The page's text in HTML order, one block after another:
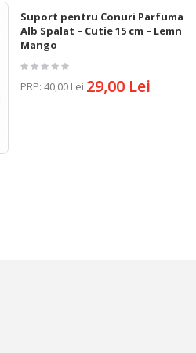
Suport pentru Conuri Parfumate
Alb Spalat – Cutie 15 cm – Lemn
Mango
PRP: 40,00 Lei 29,00 Lei